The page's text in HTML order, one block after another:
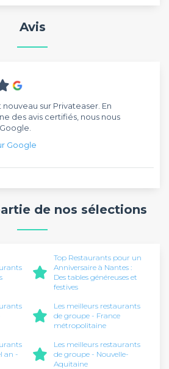
Avis
sur Privateaser. En
des avis certifiés, nous nous
Google
de nos sélections
Top Restaurants pour un
Anniversaire à Nantes :
Des tables généreuses et
festives
Les meilleurs restaurants
de groupe - France
métropolitaine
an -
Les meilleurs restaurants
de groupe - Nouvelle-
Aquitaine